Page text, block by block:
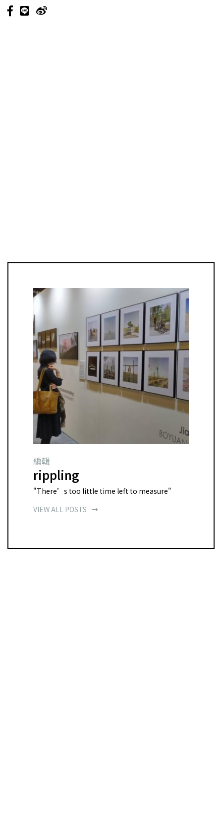
編輯
rippling
"There’s too little time left to measure"
VIEW ALL POSTS